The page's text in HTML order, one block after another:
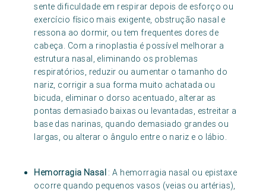
sente dificuldade em respirar depois de esforço ou
exercício físico mais exigente, obstrução nasal e
ressona ao dormir, ou tem frequentes dores de
cabeça. Com a rinoplastia é possível melhorar a
estrutura nasal, eliminando os problemas
respiratórios, reduzir ou aumentar o tamanho do
nariz, corrigir a sua forma muito achatada ou
bicuda, eliminar o dorso acentuado, alterar as
pontas demasiado baixas ou levantadas, estreitar a
base das narinas, quando demasiado grandes ou
largas, ou alterar o ângulo entre o nariz e o lábio.
Hemorragia Nasal : A hemorragia nasal ou epistaxe
ocorre quando pequenos vasos (veias ou artérias),